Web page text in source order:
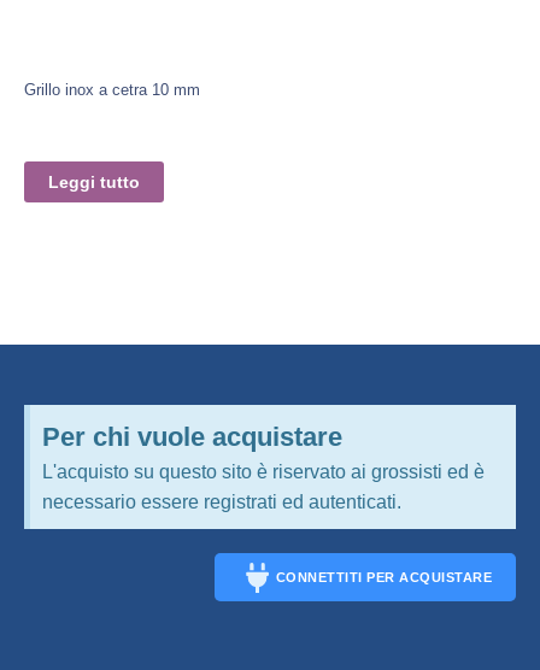
Grillo inox a cetra 10 mm
Leggi tutto
Per chi vuole acquistare
L'acquisto su questo sito è riservato ai grossisti ed è
necessario essere registrati ed autenticati.
CONNETTITI PER ACQUISTARE